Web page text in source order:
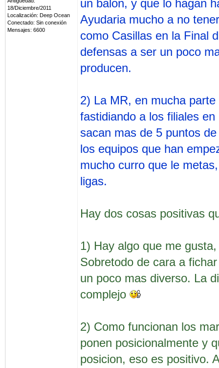
18/Diciembre/2011
Localización: Deep Ocean
Conectado: Sin conexión
Mensajes: 6600
un balon, y que lo hagan
Ayudaria mucho a no
como Casillas en la Final
defensas a ser un poco
producen.
2) La MR, en mucha
fastidiando a los filiales
sacan mas de 5 puntos
los equipos que han
mucho curro que le
ligas.
Hay dos cosas positivas
1) Hay algo que me
Sobretodo de cara a
un poco mas diverso. La
complejo
2) Como funcionan los
ponen posicionalmente y
posicion, eso es positivo.